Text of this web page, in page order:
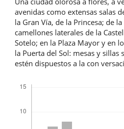
avenidas como extensas salas
la Gran Vía, de la Princesa; de
camellones laterales de la
Sotelo; en la Plaza Mayor y en
la Puerta del Sol: mesas y sillas
estén dispuestos a la con